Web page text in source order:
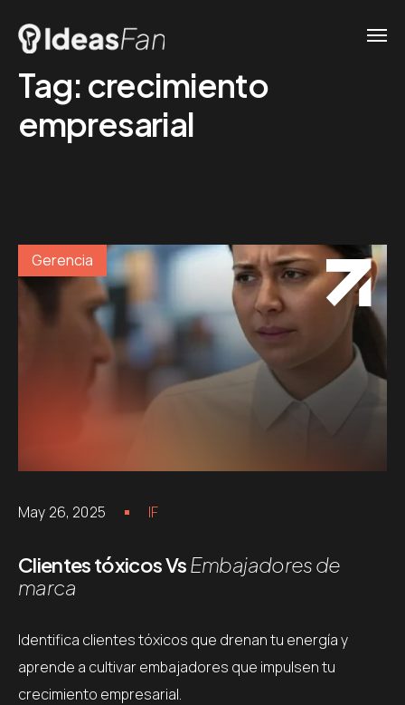
Tag: crecimiento
empresarial
Gerencia
May 26, 2025 IF
Clientes tóxicos VsEmbajadores de
marca
Identifica clientes tóxicos que drenan tu energía y
aprende a cultivar embajadores que impulsen tu
crecimiento empresarial.